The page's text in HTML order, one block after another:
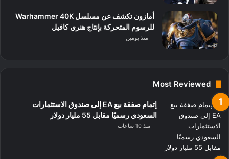
أمازون تكشف عن مسلسل Warhammer 40K
للرسوم المتحركة بإنتاج هنري كافيل
منذ يومين
Most Reviewed
إتمام صفقة بيع EA إلى صندوق الاستثمارات
السعودي رسميًا مقابل 55 مليار دولار
منذ 10 ساعات